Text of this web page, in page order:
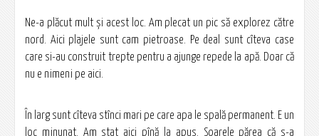
Ne-a plăcut mult și acest loc. Am plecat un pic să explorez către
nord. Aici plajele sunt cam pietroase. Pe deal sunt cîteva case
care si-au construit trepte pentru a ajunge repede la apă. Doar că
nu e nimeni pe aici.
În larg sunt cîteva stînci mari pe care apa le spală permanent. E un
loc minunat. Am stat aici pînă la apus. Soarele părea că s-a